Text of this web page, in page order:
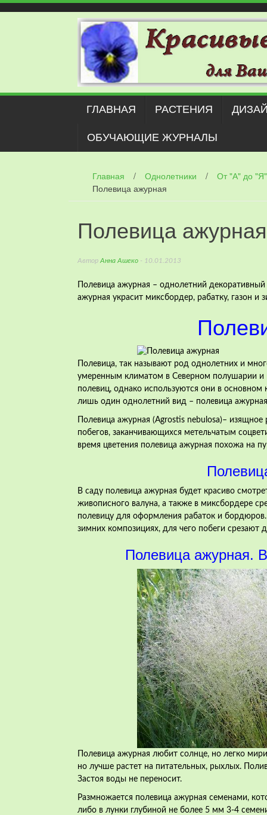
Наверх
ГЛАВНАЯ РАСТЕНИЯ
ОБУЧАЮЩИЕ ЖУРНАЛЫ
Главная / Однолетники /
От "А" до "Я"
Полевица ажурная
Полевица ажурная
Автор Анна Ашеко - 10.01.2013
Полевица ажурная – однолетний
ажурная украсит миксбордер, рабатку, газон и
Полевица, так называют род однолетних и
умеренным климатом в Северном полушарии и
полевиц, однако используются они в основном
лишь один однолетний вид – полевица ажурная
Полевица ажурная (Agrostis nebulosa)–
побегов, заканчивающихся метельчатым
время цветения полевица ажурная похожа на
В саду полевица ажурная будет красиво
живописного валуна, а также в миксбордере
полевицу для оформления рабаток и бордюров.
зимних композициях, для чего побеги срезают
Полевица ажурная.
Полевица ажурная любит солнце, но легко
но лучше растет на питательных, рыхлых.
Застоя воды не переносит.
Размножается полевица ажурная семенами,
либо в лунки глубиной не более 5 мм 3-4